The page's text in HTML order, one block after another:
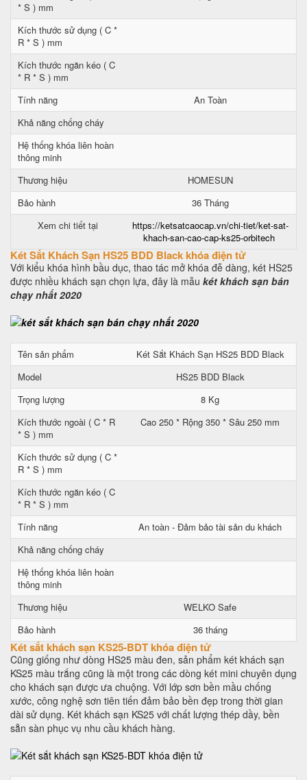
* S ) mm
Kích thước sử dụng ( C *
R * S ) mm
Kích thước ngăn kéo ( C
* R * S ) mm
Tính năng
An Toàn
Khả năng chống cháy
Hệ thống khóa liên hoàn
thông minh
Thương hiệu
HOMESUN
Bảo hành
36 Tháng
Xem chi tiết tại
https://ketsatcaocap.vn/chi-tiet/ket-sat-
khach-san-cao-cap-ks25-orbitech
Két Sắt Khách Sạn HS25 BDD Black khóa điện tử
Với kiểu khóa hình bầu dục, thao tác mở khóa đễ dàng, két HS25
được nhiều khách sạn chọn lựa, đây là mẫu két khách sạn bán
chạy nhất 2020
Tên sản phẩm
Két Sắt Khách Sạn HS25 BDD Black
Model
HS25 BDD Black
Trọng lượng
8 Kg
Kích thước ngoài ( C * R
* S ) mm
Cao 250 * Rộng 350 * Sâu 250 mm
Kích thước sử dụng ( C *
R * S ) mm
Kích thước ngăn kéo ( C
* R * S ) mm
Tính năng
An toàn - Đảm bảo tài sản du khách
Khả năng chống cháy
Hệ thống khóa liên hoàn
thông minh
Thương hiệu
WELKO Safe
Bảo hành
36 tháng
Két sắt khách sạn KS25-BDT khóa điện tử
Cũng giống như dòng HS25 màu đen, sản phẩm két khách sạn
KS25 màu trắng cũng là một trong các dòng két mini chuyên dụng
cho khách sạn được ưa chuộng. Với lớp sơn bền mầu chống
xước, công nghệ sơn tiên tiến đảm bảo bền đẹp trong thời gian
dài sử dụng. Két khách sạn KS25 với chất lượng thép dầy, bền
sẵn sàn phục vụ nhu cầu khách hàng.